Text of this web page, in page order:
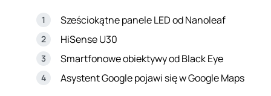
Sześciokątne panele LED od Nanoleaf
HiSense U30
Smartfonowe obiektywy od Black Eye
Asystent Google pojawi się w Google Maps